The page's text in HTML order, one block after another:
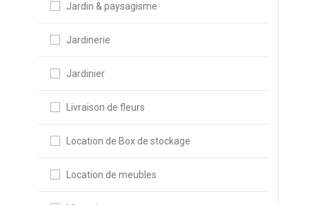
Jardin & paysagisme
Jardinerie
Jardinier
Livraison de fleurs
Location de Box de stockage
Location de meubles